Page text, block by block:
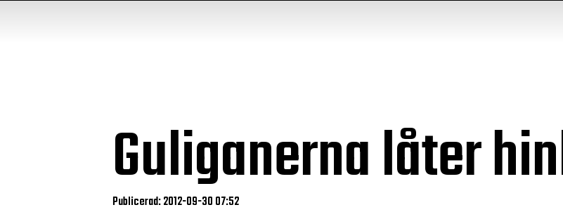
Guliganerna låter
Publicerad: 2012-09-30 07:52